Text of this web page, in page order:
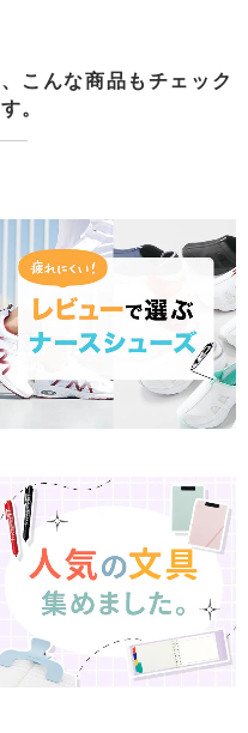
こんな商品もチェック
。